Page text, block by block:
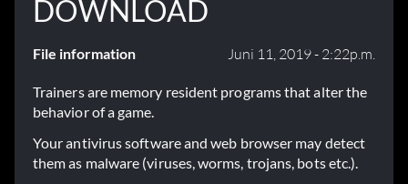
DOWNLOAD
File information Juni 11, 2019 - 2:22p.m.
Trainers are memory resident programs that alter the
behavior of a game.
Your antivirus software and web browser may detect
them as malware (viruses, worms, trojans, bots etc.).